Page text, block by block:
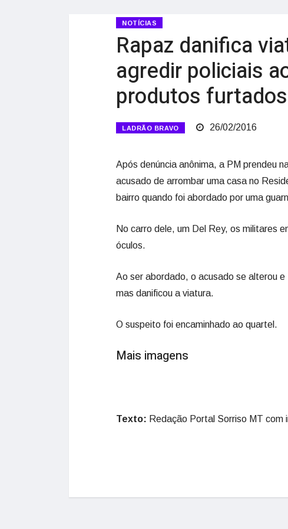
NOTÍCIAS
Rapaz danifica
agredir policiais
produtos furtados
LADRÃO BRAVO 26/02/2016
Após denúncia anônima, a PM prendeu
acusado de arrombar uma casa no
bairro quando foi abordado por uma
No carro dele, um Del Rey, os militares
óculos.
Ao ser abordado, o acusado se alterou
mas danificou a viatura.
O suspeito foi encaminhado ao quartel.
Mais imagens
Texto: Redação Portal Sorriso MT com